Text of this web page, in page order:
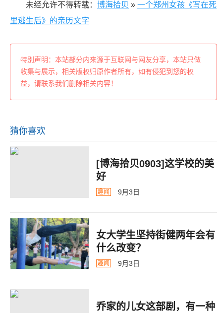
未经允许不得转载： 博海拾贝 » 一个郑州女孩《写在死
里逃生后》的亲历文字
特别声明：本站部分内来源于互联网与网友分享，本站只做
收集与展示，相关版权归原作者所有，如有侵犯到您的权
益，请联系我们删除相关内容！
猜你喜欢
[博海拾贝0903]这学校的美
好
趣闻 9月3日
女大学生坚持街健两年会有
什么改变？
趣闻 9月3日
乔家的儿女这部剧，有一种